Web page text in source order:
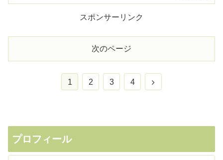
スポンサーリンク
次のページ
1 2 3 4
プロフィール